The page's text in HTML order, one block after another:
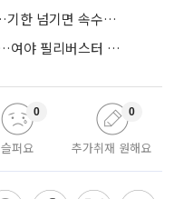
경찰 수사 기다리다 피의자 석방…기한 넘기면 속수무책
‘보완수사권 폐지법’ 본회의 상정…여야 필리버스터 대치
슬퍼요
0
추가취재 원해요
0